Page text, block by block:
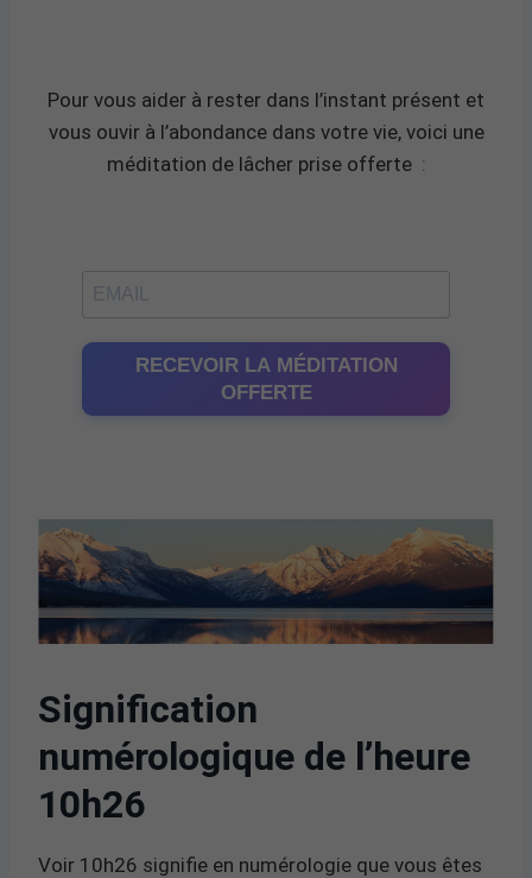
Pour vous aider à rester dans l’instant présent et
vous ouvir à l’abondance dans votre vie, voici une
méditation de lâcher prise offerte :
RECEVOIR LA MÉDITATION
OFFERTE
Signification
numérologique de l’heure
10h26
Voir 10h26 signifie en numérologie que vous êtes